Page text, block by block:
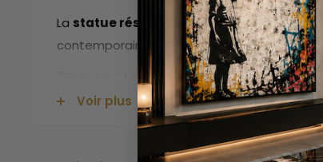
La statue résine street arts'intègre dans
contemporaine. Sa dimension artistique
Posées sur un meuble, une étagère ou
collection cohérente et impactante. Pour
formats de 1 à 3 mètres.
Voir plus